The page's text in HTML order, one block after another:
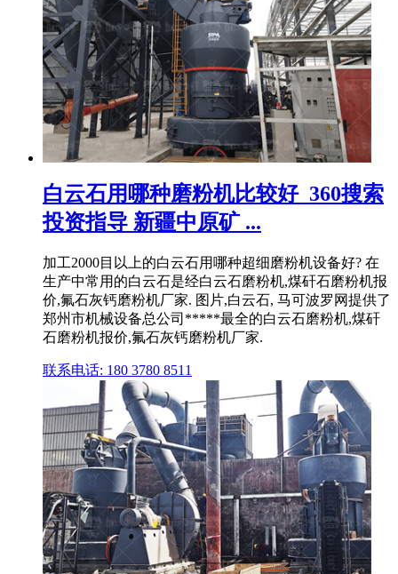
白云石用哪种磨粉机比较好_360搜索
投资指导 新疆中原矿 ...
加工2000目以上的白云石用哪种超细磨粉机设备好? 在
生产中常用的白云石是经白云石磨粉机,煤矸石磨粉机报
价,氟石灰钙磨粉机厂家. 图片,白云石, 马可波罗网提供了
郑州市机械设备总公司*****最全的白云石磨粉机,煤矸
石磨粉机报价,氟石灰钙磨粉机厂家.
联系电话: 180 3780 8511